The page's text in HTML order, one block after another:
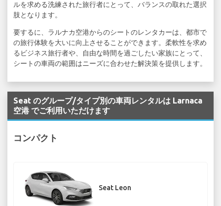
ルを求める洗練された旅行者にとって、バランスの取れた選択
肢となります。
要するに、ラルナカ空港からのシートのレンタカーは、都市で
の旅行体験を大いに向上させることができます。柔軟性を求め
るビジネス旅行者や、自由な時間を過ごしたい家族にとって、
シートの車両の範囲はニーズに合わせた解決策を提供します。
Seat のグループ/タイプ別の車両レンタルは Larnaca
空港 でご利用いただけます
コンパクト
Seat Leon